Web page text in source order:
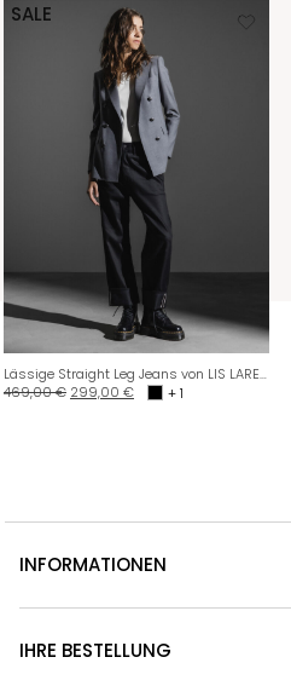
SALE
Lässige Straight Leg Jeans von LIS LAREIDA
469,00€ 299,00 € + 1
INFORMATIONEN
IHRE BESTELLUNG